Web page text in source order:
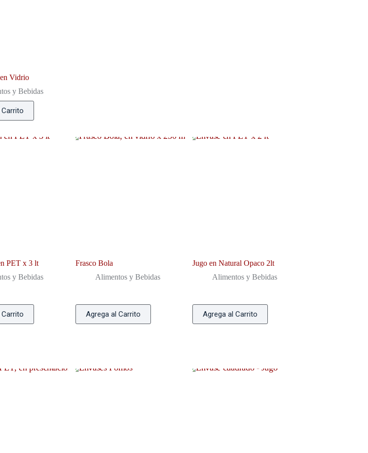
Vidrio
y Bebidas
PET x 3 lt
y Bebidas
Frasco Bola
Alimentos y Bebidas
Agrega al Carrito
Jugo en Natural Opaco 2lt
Alimentos y Bebidas
Agrega al Carrito